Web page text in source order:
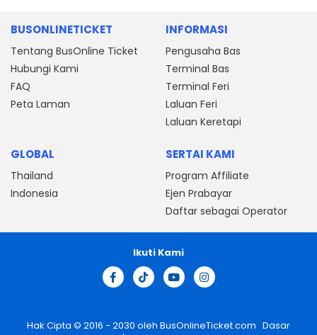
BUSONLINETICKET
Tentang BusOnline Ticket
Hubungi Kami
FAQ
Peta Laman
INFORMASI
Pengusaha Bas
Terminal Bas
Terminal Feri
Laluan Feri
Laluan Keretapi
GLOBAL
Thailand
Indonesia
SERTAI KAMI
Program Affiliate
Ejen Prabayar
Daftar sebagai Operator
Hak Cipta © 2016 - 2030 oleh BusOnlineTicket.com Dasar
Ikuti Kami